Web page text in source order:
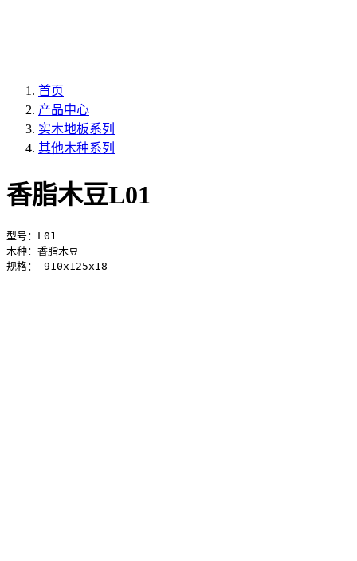
首页
产品中心
实木地板系列
其他木种系列
香脂木豆L01
型号：L01
木种：香脂木豆
规格： 910x125x18